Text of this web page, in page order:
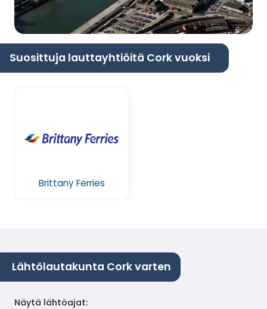
Suosittuja lauttayhtiöitä Cork vuoksi
Brittany Ferries
Lähtölautakunta Cork varten
Näytä lähtöajat: